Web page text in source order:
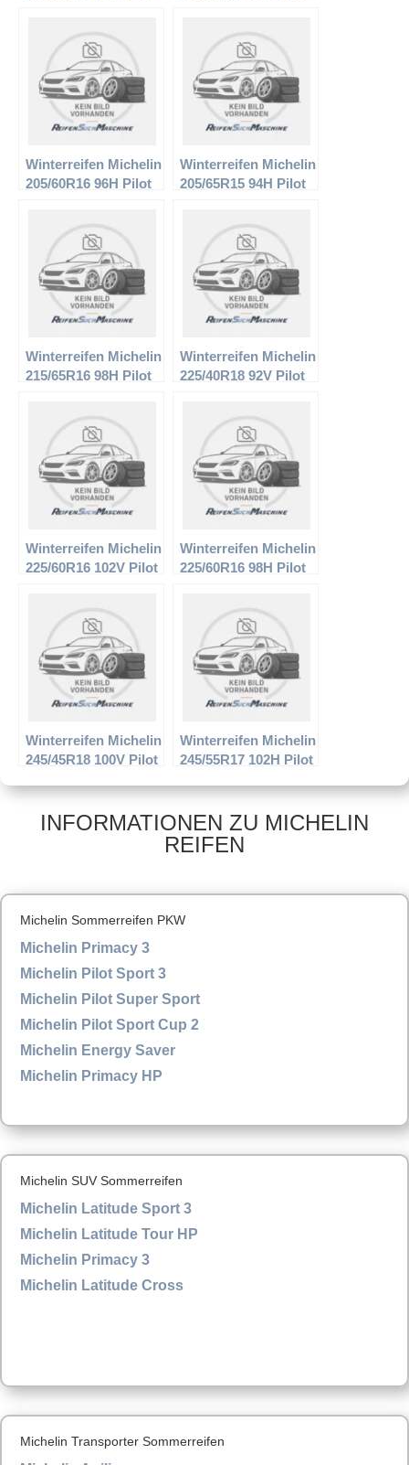
Winterreifen Michelin
205/60R16 96H Pilot
Winterreifen Michelin
205/65R15 94H Pilot
Winterreifen Michelin
215/65R16 98H Pilot
Winterreifen Michelin
225/40R18 92V Pilot
Winterreifen Michelin
225/60R16 102V Pilot
Winterreifen Michelin
225/60R16 98H Pilot
Winterreifen Michelin
245/45R18 100V Pilot
Winterreifen Michelin
245/55R17 102H Pilot
INFORMATIONEN ZU MICHELIN
REIFEN
Michelin Sommerreifen PKW
Michelin Primacy 3
Michelin Pilot Sport 3
Michelin Pilot Super Sport
Michelin Pilot Sport Cup 2
Michelin Energy Saver
Michelin Primacy HP
Michelin SUV Sommerreifen
Michelin Latitude Sport 3
Michelin Latitude Tour HP
Michelin Primacy 3
Michelin Latitude Cross
Michelin Transporter Sommerreifen